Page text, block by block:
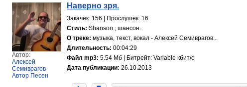
Автор:
Алексей
Семиврагов
Автор Песен
Наверно зря.
Закачек: 156 | Прослушек: 16
Стиль: Shanson , шансон.
О треке: музыка, текст, вокал - Алексей Семиврагов...
Длительность: 00:04:29
Файл mp3: 5.54 Мб | Битрейт: Variable кбит/с
Дата публикации: 26.10.2013